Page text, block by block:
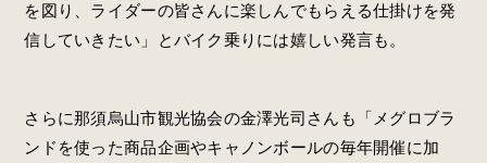
を図り、ライダーの皆さんに楽しんでもらえる仕掛けを発
信していきたい」とバイク乗りには嬉しい発言も。
さらに那須烏山市観光協会の金澤光司さんも「メグロブラ
ンドを使った商品企画やキャノンボールの毎年開催に加